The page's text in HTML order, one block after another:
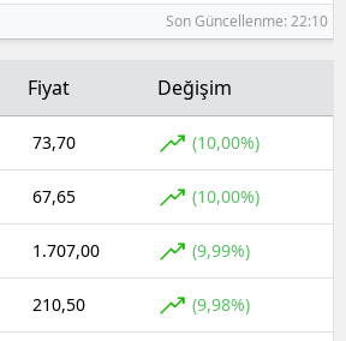
Son Güncellenme: 22:10
Fiyat Değişim
73,70 (10,00%)
67,65 (10,00%)
1.707,00 (9,99%)
210,50 (9,98%)